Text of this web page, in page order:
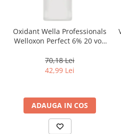
Oxidant Wella Professionals
Welloxon Perfect 6% 20 vol,
70,18 Lei
42,99 Lei
ADAUGA IN COS